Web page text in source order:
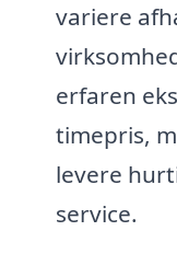
variere
erfaren
timepris,
levere
service.